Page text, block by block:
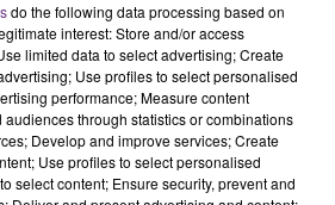
DE CHOOZ
que la centrale
est à l'arrêt. Une situation
do the following data processing based on
interest: Store and/or access
limited data to select advertising; Create
Use profiles to select personalised
performance; Measure content
through statistics or combinations
Develop and improve services; Create
Use profiles to select personalised
select content; Ensure security, prevent and